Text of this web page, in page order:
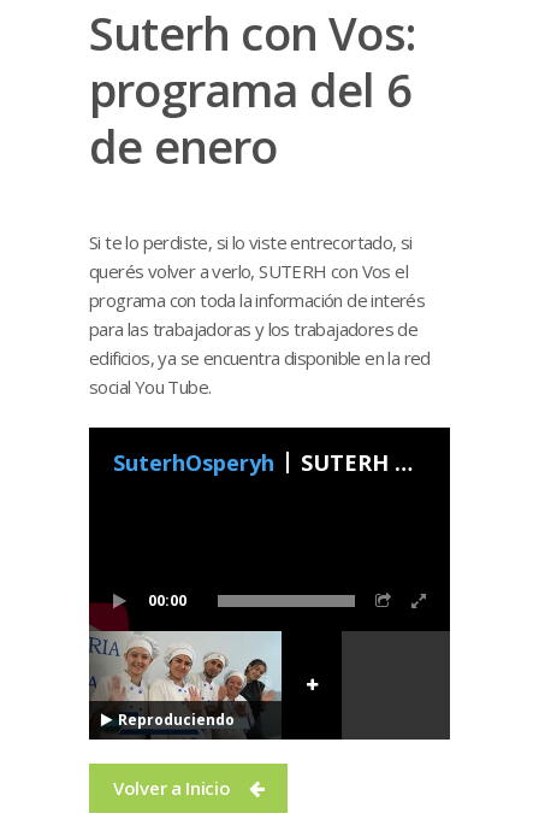
Suterh con Vos:
programa del 6
de enero
Si te lo perdiste, si lo viste entrecortado, si
querés volver a verlo, SUTERH con Vos el
programa con toda la información de interés
para las trabajadoras y los trabajadores de
edificios, ya se encuentra disponible en la red
social You Tube.
00:00
SuterhOsperyh SUTERH Con Vos - Programa 1 2024
Reproduciendo
Volver a Inicio